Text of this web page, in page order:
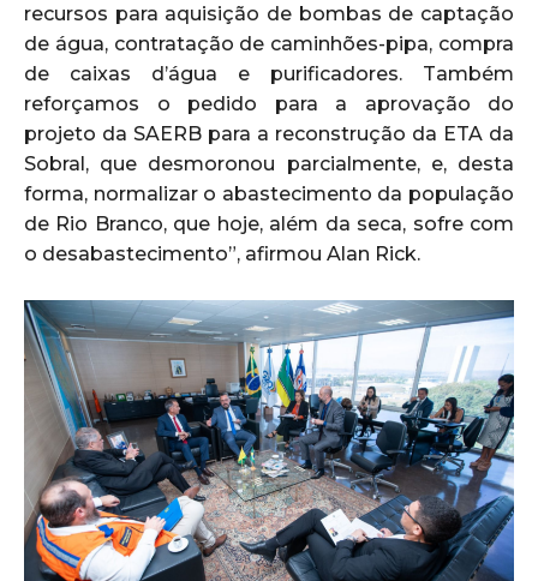
recursos para aquisição de bombas de captação
de água, contratação de caminhões-pipa, compra
de caixas d’água e purificadores. Também
reforçamos o pedido para a aprovação do
projeto da SAERB para a reconstrução da ETA da
Sobral, que desmoronou parcialmente, e, desta
forma, normalizar o abastecimento da população
de Rio Branco, que hoje, além da seca, sofre com
o desabastecimento”, afirmou Alan Rick.